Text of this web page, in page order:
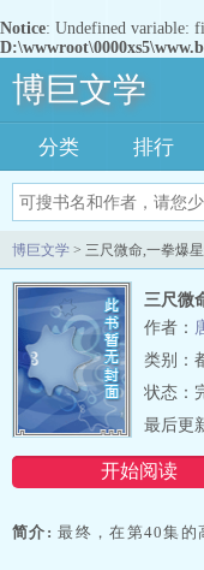
Notice: Undefined variable:
博巨文学
分类 排行
博巨文学 > 三尺微命,一拳爆
三尺微
作者：
类别：
状态：
开始阅读
最后更
简介: 最终，在第40集的